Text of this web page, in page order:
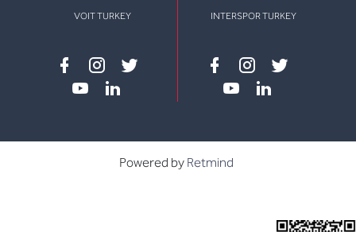
VOIT TURKEY
Facebook
instagram
twitter
INTERSPOR TURKEY
Facebook
instagram
twitter
Powered by Retmind